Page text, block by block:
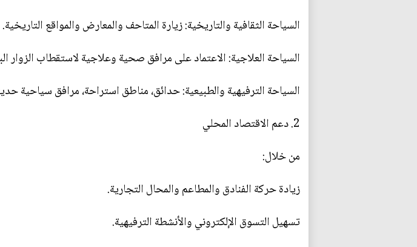
السياحة الثقافية والتاريخية: زيارة المتاحف والمعارض والمواقع التاريخية.
السياحة العلاجية: الاعتماد على مرافق صحية وعلاجية لاستقطاب الزوار
السياحة الترفيهية والطبيعية: حدائق، مناطق استراحة، مرافق سياحية
2. دعم الاقتصاد المحلي
من خلال:
زيادة حركة الفنادق والمطاعم والمحال التجارية.
تسهيل التسوق الإلكتروني والأنشطة الترفيهية.